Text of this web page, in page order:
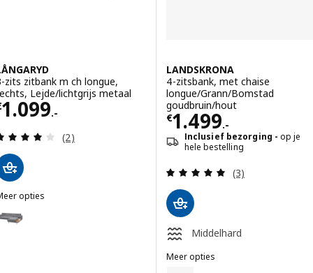
zits zitbank m ch longue,
Lejde/lichtgrijs metaal
1.099.-
€ 1099.-
Beoordeling: 4 van 5 sterren. Totaal
(2)
opties
LÅNGARYD, 3-zits zitbank m ch longue, rechts, Lejde grijs/
LANDSKRONA
4-zitsbank, met chaise
longue/Grann/Bomstad
goudbruin/hout
€1.499.-
Prijs € 1499.-
Inclusief bezorging
op je
hele bestelling
Beoordeling: 5
(3)
Middelhard
Meer opties